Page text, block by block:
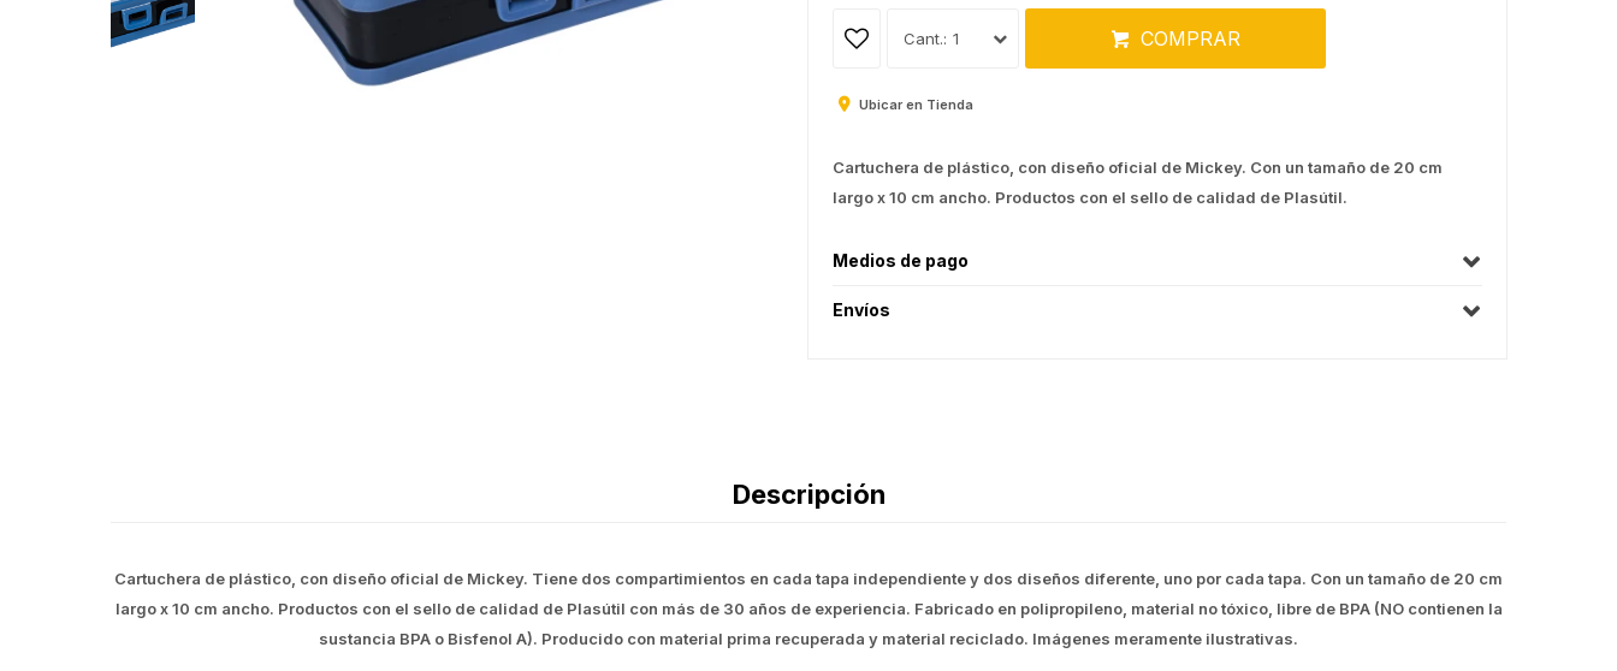
1 COMPRAR
Ubicar en Tienda
Cartuchera de plástico, con diseño oficial de Mickey. Con un tamaño de 20 cm
largo x 10 cm ancho. Productos con el sello de calidad de Plasútil.
Medios de pago
Envíos
Descripción
Cartuchera de plástico, con diseño oficial de Mickey. Tiene dos compartimientos en cada tapa independiente y dos diseños diferente, uno por cada tapa. Con un tamaño de 20 cm
largo x 10 cm ancho. Productos con el sello de calidad de Plasútil con más de 30 años de experiencia. Fabricado en polipropileno, material no tóxico, libre de BPA (NO contienen la
sustancia BPA o Bisfenol A). Producido con material prima recuperada y material reciclado. Imágenes meramente ilustrativas.